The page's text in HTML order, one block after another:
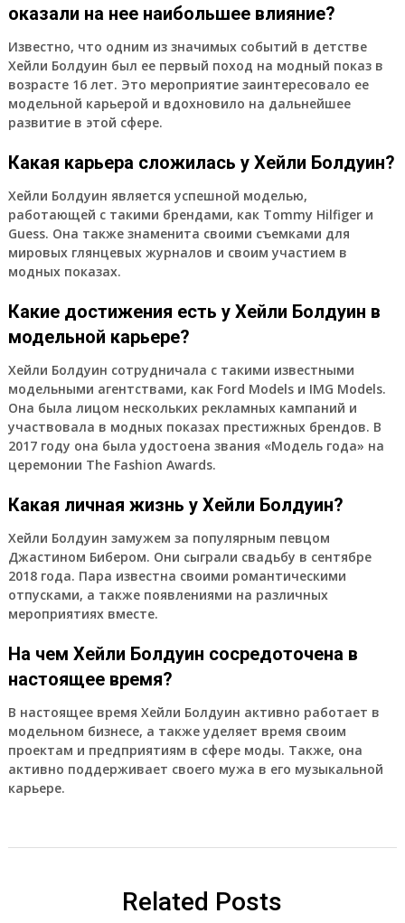
оказали на нее наибольшее влияние?
Известно, что одним из значимых событий в детстве
Хейли Болдуин был ее первый поход на модный показ в
возрасте 16 лет. Это мероприятие заинтересовало ее
модельной карьерой и вдохновило на дальнейшее
развитие в этой сфере.
Какая карьера сложилась у Хейли Болдуин?
Хейли Болдуин является успешной моделью,
работающей с такими брендами, как Tommy Hilfiger и
Guess. Она также знаменита своими съемками для
мировых глянцевых журналов и своим участием в
модных показах.
Какие достижения есть у Хейли Болдуин в
модельной карьере?
Хейли Болдуин сотрудничала с такими известными
модельными агентствами, как Ford Models и IMG Models.
Она была лицом нескольких рекламных кампаний и
участвовала в модных показах престижных брендов. В
2017 году она была удостоена звания «Модель года» на
церемонии The Fashion Awards.
Какая личная жизнь у Хейли Болдуин?
Хейли Болдуин замужем за популярным певцом
Джастином Бибером. Они сыграли свадьбу в сентябре
2018 года. Пара известна своими романтическими
отпусками, а также появлениями на различных
мероприятиях вместе.
На чем Хейли Болдуин сосредоточена в
настоящее время?
В настоящее время Хейли Болдуин активно работает в
модельном бизнесе, а также уделяет время своим
проектам и предприятиям в сфере моды. Также, она
активно поддерживает своего мужа в его музыкальной
карьере.
Related Posts